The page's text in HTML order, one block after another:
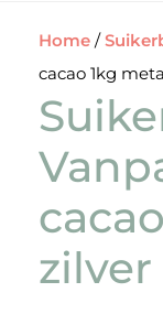
Home /
cacao 1kg
zilver